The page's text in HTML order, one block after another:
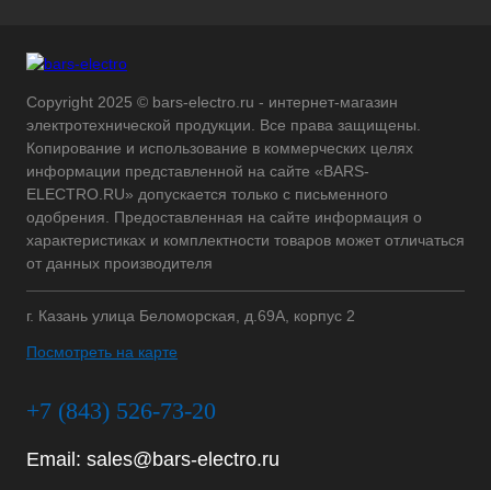
Copyright 2025 © bars-electro.ru - интернет-магазин
электротехнической продукции. Все права защищены.
Копирование и использование в коммерческих целях
информации представленной на сайте «BARS-
ELECTRO.RU» допускается только с письменного
одобрения. Предоставленная на сайте информация о
характеристиках и комплектности товаров может отличаться
от данных производителя
г. Казань улица Беломорская, д.69А, корпус 2
Посмотреть на карте
+7 (843) 526-73-20
Email: sales@bars-electro.ru